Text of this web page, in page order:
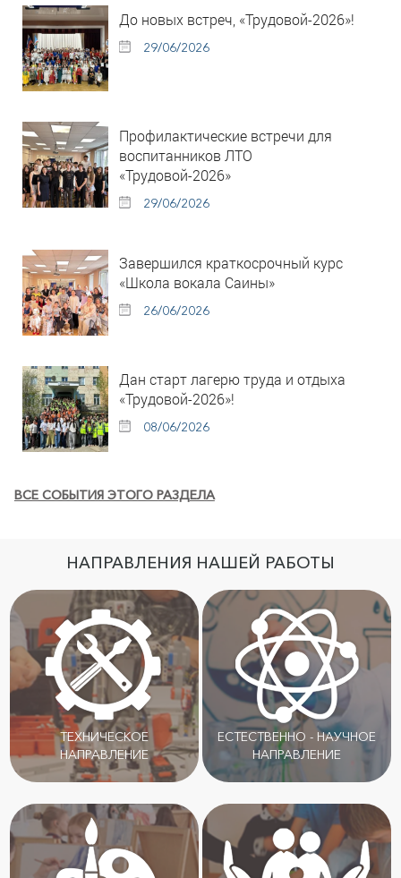
До новых встреч, «Трудовой-2026»!
29/06/2026
Профилактические встречи для
воспитанников ЛТО
«Трудовой-2026»
29/06/2026
Завершился краткосрочный курс
«Школа вокала Саины»
26/06/2026
Дан старт лагерю труда и отдыха
«Трудовой-2026»!
08/06/2026
ВСЕ СОБЫТИЯ ЭТОГО РАЗДЕЛА
НАПРАВЛЕНИЯ НАШЕЙ РАБОТЫ
ТЕХНИЧЕСКОЕ
НАПРАВЛЕНИЕ
ЕСТЕСТВЕННО - НАУЧНОЕ
НАПРАВЛЕНИЕ